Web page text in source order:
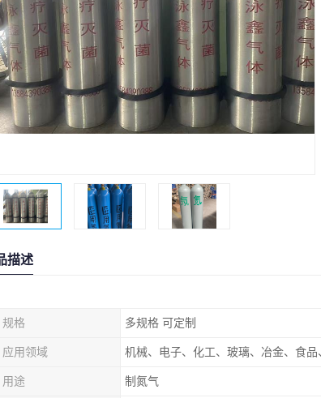
描述
规格 多规格 可定制
应用领域
用途 制氮气